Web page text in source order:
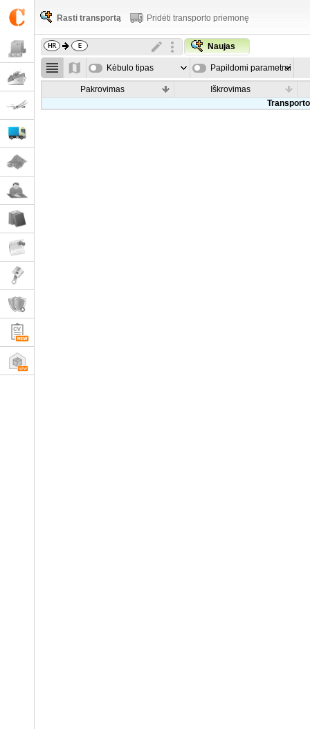
Rasti transportą Pridėti transporto priemonę
Naujas
Kėbulo tipas Papildomi parametrai
Pakrovimas
Iškrovimas